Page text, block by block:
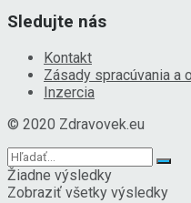
Sledujte nás
Kontakt
Zásady spracúvania a
Inzercia
© 2020 Zdravovek.eu
Žiadne výsledky
Zobraziť všetky výsledky